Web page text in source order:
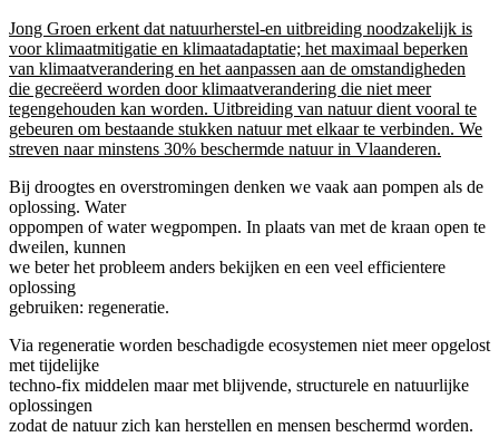
Jong Groen erkent dat natuurherstel-en uitbreiding noodzakelijk is
voor klimaatmitigatie en klimaatadaptatie; het maximaal beperken
van klimaatverandering en het aanpassen aan de omstandigheden
die gecreëerd worden door klimaatverandering die niet meer
tegengehouden kan worden. Uitbreiding van natuur dient vooral te
gebeuren om bestaande stukken natuur met elkaar te verbinden. We
streven naar minstens 30% beschermde natuur in Vlaanderen.
Bij droogtes en overstromingen denken we vaak aan pompen als de
oplossing. Water
oppompen of water wegpompen. In plaats van met de kraan open te
dweilen, kunnen
we beter het probleem anders bekijken en een veel efficientere
oplossing
gebruiken: regeneratie.
Via regeneratie worden beschadigde ecosystemen niet meer opgelost
met tijdelijke
techno-fix middelen maar met blijvende, structurele en natuurlijke
oplossingen
zodat de natuur zich kan herstellen en mensen beschermd worden.